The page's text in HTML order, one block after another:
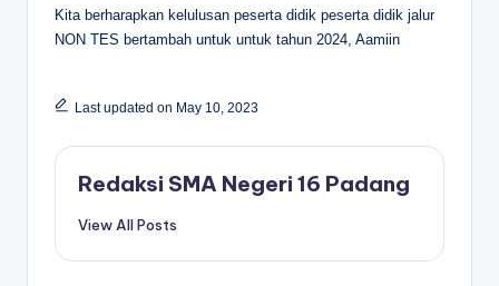
Kita berharapkan kelulusan peserta didik peserta didik jalur
NON TES bertambah untuk untuk tahun 2024, Aamiin
Last updated on May 10, 2023
Redaksi SMA Negeri 16 Padang
View All Posts